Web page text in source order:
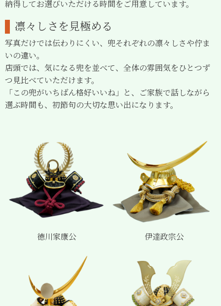
納得してお選びいただける時間をご用意しています。
凛々しさを見極める
写真だけでは伝わりにくい、兜それぞれの凛々しさや佇ま
いの違い。
店頭では、気になる兜を並べて、全体の雰囲気をひとつず
つ見比べていただけます。
「この兜がいちばん格好いいね」と、ご家族で話しながら
選ぶ時間も、初節句の大切な思い出になります。
徳川家康公 伊達政宗公